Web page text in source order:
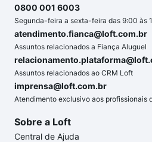
0800 001 6003
Segunda-feira a sexta-feira das 9:00 às
atendimento.fianca@loft.com.br
Assuntos relacionados a Fiança Aluguel
Assuntos relacionados ao CRM Loft
imprensa@loft.com.br
Atendimento exclusivo aos profissionais
Sobre a Loft
Central de Ajuda